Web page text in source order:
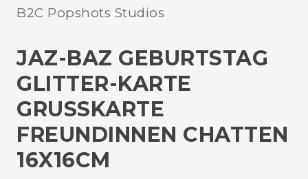
B2C Popshots Studios
JAZ-BAZ GEBURTSTAG
GLITTER-KARTE
GRUSSKARTE F
REUNDINNEN CHATTEN 1
6X16CM